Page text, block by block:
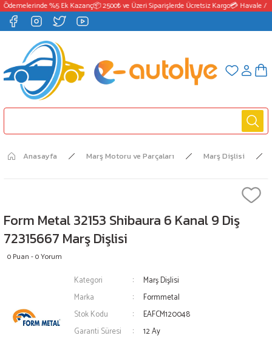
%5 Ek Kazanç📦 2500₺ ve Üzeri Siparişlerde Ücretsiz Kargo💳 Havale /
Anasayfa Marş Motoru ve Parçaları Marş Dişlisi
Form Metal 32153 Shibaura 6 Kanal 9 Diş
72315667 Marş Dişlisi
0 Puan - 0 Yorum
Kategori
Marş Dişlisi
Marka
Formmetal
Stok Kodu
EAFCM120048
Garanti Süresi
12 Ay